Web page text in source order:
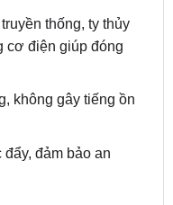
không gây tiếng ồn
đảm bảo an